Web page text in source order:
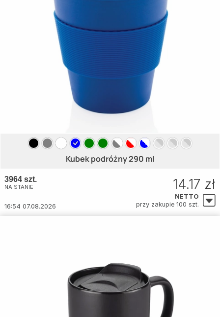
Kubek podróżny 290 ml
3964 szt.
NA STANIE
16:54 07.08.2026
14.17 zł
NETTO
przy zakupie 100 szt.